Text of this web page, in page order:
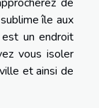
île aux
un endroit
vous isoler
et ainsi de